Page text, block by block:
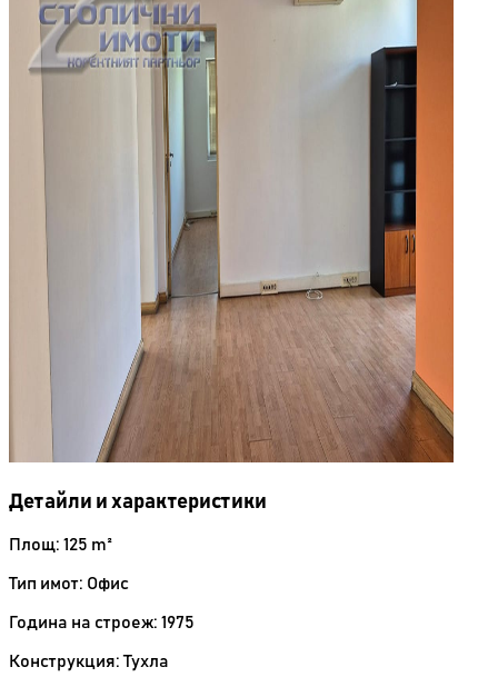
Детайли и характеристики
Площ: 125 m²
Тип имот: Офис
Година на строеж: 1975
Конструкция: Тухла